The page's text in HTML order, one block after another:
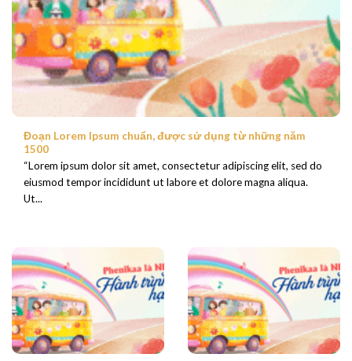
Đoạn Lorem Ipsum chuẩn, được sử dụng từ những năm
1500
“Lorem ipsum dolor sit amet, consectetur adipiscing elit, sed do
eiusmod tempor incididunt ut labore et dolore magna aliqua.
Ut...